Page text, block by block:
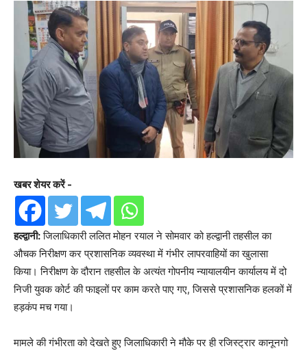
खबर शेयर करें -
हल्द्वानी:जिलाधिकारी ललित मोहन रयाल ने सोमवार को हल्द्वानी तहसील का
औचक निरीक्षण कर प्रशासनिक व्यवस्था में गंभीर लापरवाहियों का खुलासा
किया। निरीक्षण के दौरान तहसील के अत्यंत गोपनीय न्यायालयीन कार्यालय में दो
निजी युवक कोर्ट की फाइलों पर काम करते पाए गए, जिससे प्रशासनिक हलकों में
हड़कंप मच गया।
मामले की गंभीरता को देखते हुए जिलाधिकारी ने मौके पर ही रजिस्ट्रार कानूनगो